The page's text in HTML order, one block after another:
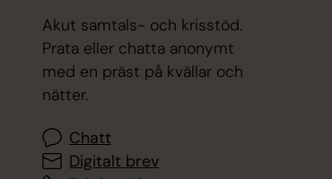
Akut samtals- och krisstöd.
Prata eller chatta anonymt
med en präst på kvällar och
nätter.
Chatt
Digitalt brev